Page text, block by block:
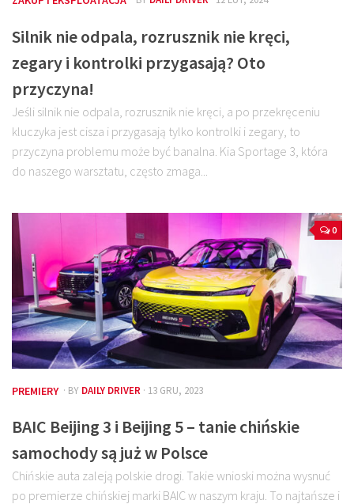
Silnik nie odpala, rozrusznik nie kręci,
zegary i kontrolki przygasają? Oto
przyczyna!
Jeśli silnik nie odpala, rozrusznik nie kręci, a po przekręceniu
kluczyka jest cisza i przygasają tylko kontrolki i zegary, to
przyczyna problemu może być banalna. Kia Sportage 3, która
do naszego warsztatu, często zmaga...
0
PREMIERY · BY DAILY DRIVER · 13 GRU, 2023
BAIC Beijing 3 i Beijing 5 – tanie chińskie
samochody są już w Polsce
Chińskie auta zaleją polskie drogi. Takie wnioski można wysnuć
po premierze chińskiej marki BAIC w naszym kraju. To najtańsze i